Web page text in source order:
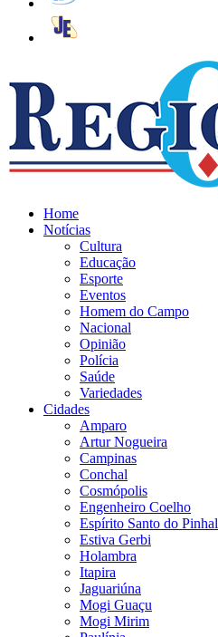
Home
Notícias
Cultura
Educação
Esporte
Eventos
Homem do Campo
Nacional
Opinião
Polícia
Saúde
Variedades
Cidades
Amparo
Artur Nogueira
Campinas
Conchal
Cosmópolis
Engenheiro Coelho
Espírito Santo do Pinhal
Estiva Gerbi
Holambra
Itapira
Jaguariúna
Mogi Guaçu
Mogi Mirim